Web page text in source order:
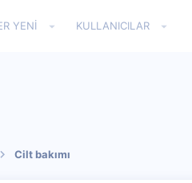
YENI KULLANICILAR
Cilt bakımı